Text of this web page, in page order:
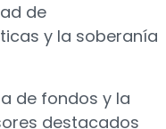
de
y la soberanía
de fondos y la
destacados